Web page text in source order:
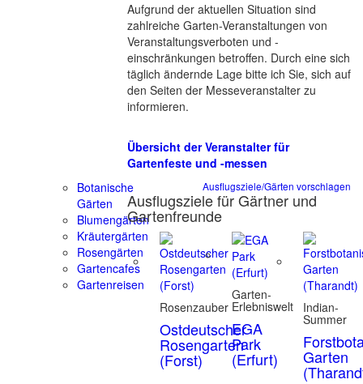
Aufgrund der aktuellen Situation sind
zahlreiche Garten-Veranstaltungen von
Veranstaltungsverboten und -
einschränkungen betroffen. Durch eine sich
täglich ändernde Lage bitte ich Sie, sich auf
den Seiten der Messeveranstalter zu
informieren.
Übersicht der Veranstalter für
Gartenfeste und -messen
Botanische
Gärten
Blumengärten
Kräutergärten
Rosengärten
Gartencafes
Gartenreisen
Ausflugsziele/Gärten vorschlagen
Ausflugsziele für Gärtner und
Gartenfreunde
Rosenzauber
Ostdeutscher
Rosengarten
(Forst)
Garten-
Erlebniswelt
EGA
Park
(Erfurt)
Indian-
Summer
Garten